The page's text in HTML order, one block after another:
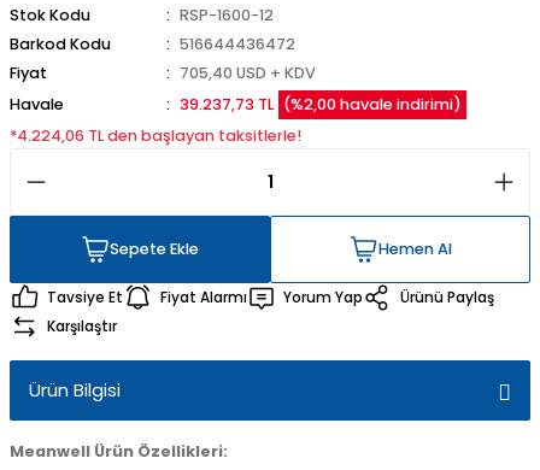
Stok Kodu
RSP-1600-12
Barkod Kodu
516644436472
Fiyat
705,40 USD + KDV
Havale
39.237,73 TL (%2,00 havale indirimi)
*4.224,06 TL den başlayan taksitlerle!
Sepete Ekle
Hemen Al
Hemen Al
Tavsiye Et Fiyat Alarmı Yorum Yap
Ürünü Paylaş
Karşılaştır
Ürün Bilgisi
Meanwell Ürün Özellikleri: